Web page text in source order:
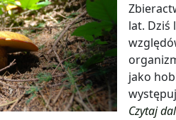
lat. Dziś
jako
Czytaj